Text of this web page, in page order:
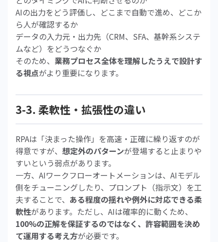
AIの出力をどう評価し、どこまで自動で進め、どこか
ら人が確認するか
データの入力元・出力先（CRM、SFA、基幹系システ
ムなど）をどうつなぐか
そのため、 業務プロセス全体を理解したうえで設計す
る視点がより重要になります。
3-3. 柔軟性・拡張性の違い
RPAは「決まった操作」を高速・正確に繰り返すのが
得意ですが、 想定外のパターンが登場すると止まりや
すいという弱点があります。
一方、AIワークフローオートメーションは、AIモデル
側をチューニングしたり、プロンプト（指示文）を工
夫することで、 ある程度の揺れや例外に対応できる柔
軟性があります。ただし、AIは確率的に動くため、
100%の正解を保証するのではなく、許容範囲を決め
て運用する考え方が必要です。